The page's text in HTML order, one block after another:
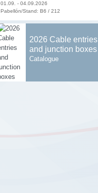
01.09. - 04.09.2026
Pabellón/Stand: B6 / 212
2026 Cable entries
and junction boxes
Catalogue